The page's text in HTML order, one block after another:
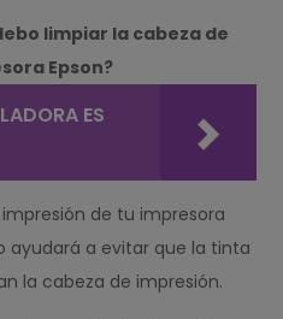
limpiar la cabeza de
Epson?
ES
de tu impresora
ayudará a evitar que la tinta
la cabeza de impresión.